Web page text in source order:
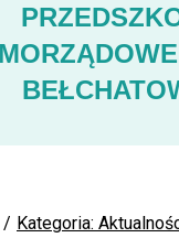
Kategoria: